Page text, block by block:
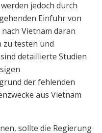
jedoch durch
Einfuhr von
Vietnam daran
zu testen und
detaillierte Studien
der fehlenden
aus Vietnam
sollte die Regierung